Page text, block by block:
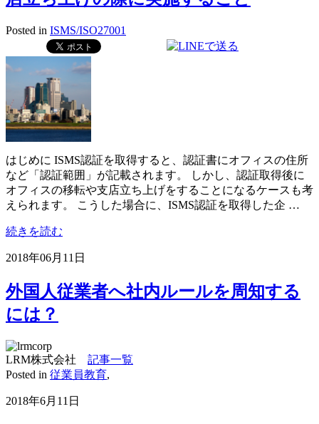
Posted in ISMS/ISO27001
はじめに ISMS認証を取得すると、認証書にオフィスの住所
など「認証範囲」が記載されます。 しかし、認証取得後に
オフィスの移転や支店立ち上げをすることになるケースも考
えられます。 こうした場合に、ISMS認証を取得した企 …
続きを読む
2018年06月11日
外国人従業者へ社内ルールを周知する
には？
LRM株式会社 記事一覧
Posted in 従業員教育,
2018年6月11日